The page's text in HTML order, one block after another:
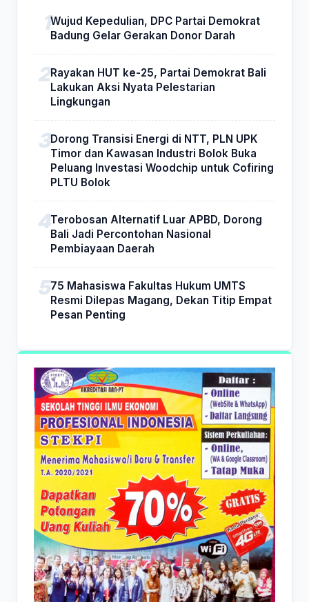
Wujud Kepedulian, DPC Partai Demokrat
Badung Gelar Gerakan Donor Darah
Rayakan HUT ke-25, Partai Demokrat Bali
Lakukan Aksi Nyata Pelestarian
Lingkungan
Dorong Transisi Energi di NTT, PLN UPK
Timor dan Kawasan Industri Bolok Buka
Peluang Investasi Woodchip untuk Cofiring
PLTU Bolok
Terobosan Alternatif Luar APBD, Dorong
Bali Jadi Percontohan Nasional
Pembiayaan Daerah
75 Mahasiswa Fakultas Hukum UMTS
Resmi Dilepas Magang, Dekan Titip Empat
Pesan Penting